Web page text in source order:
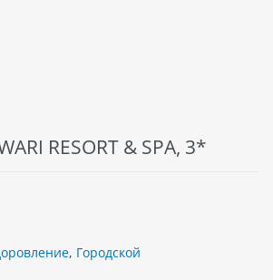
RESORT & SPA, 3*
, Городской